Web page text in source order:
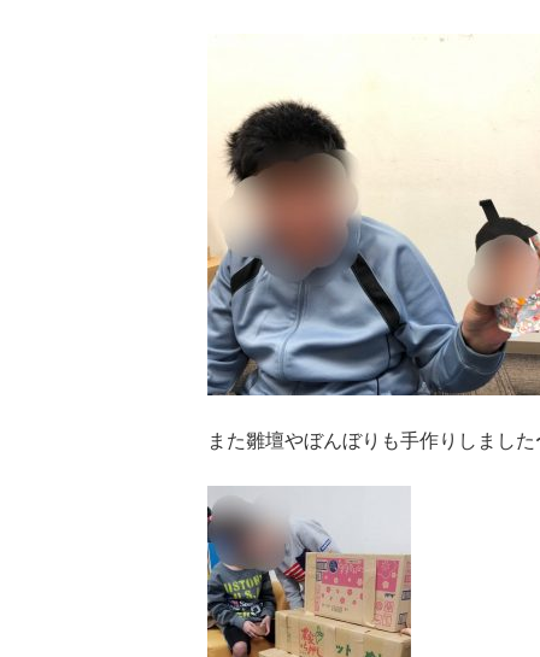
また雛壇やぼんぼりも手作りしました